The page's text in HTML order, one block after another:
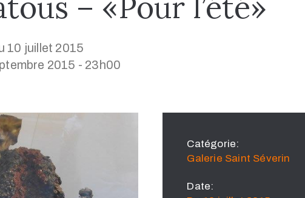
10 juillet 2015
2015 - 23h00
Catégorie:
Galerie Saint Séverin
Date: